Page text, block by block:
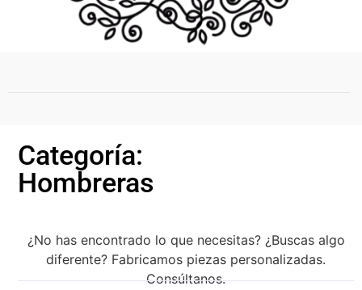
Home
Sobre Mí
Piezas
Piezas personalizadas
Categoría:
Hombreras
¿No has encontrado lo que necesitas? ¿Buscas algo
diferente? Fabricamos piezas personalizadas.
Consúltanos.